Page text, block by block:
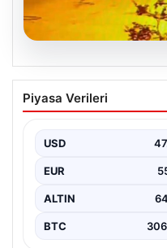
05.08.2026
Nilda Müge’nin
Saldırının
İstanbul’un Şişli
ilaçları…
Piyasa Verileri
USD
EUR
ALTIN
BTC